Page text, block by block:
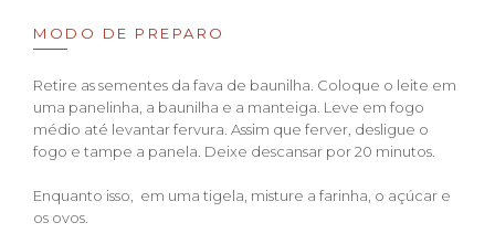
MODO DE PREPARO
Retire as sementes da fava de baunilha. Coloque o leite em
uma panelinha, a baunilha e a manteiga. Leve em fogo
médio até levantar fervura. Assim que ferver, desligue o
fogo e tampe a panela. Deixe descansar por 20 minutos.
Enquanto isso, em uma tigela, misture a farinha, o açúcar e
os ovos.